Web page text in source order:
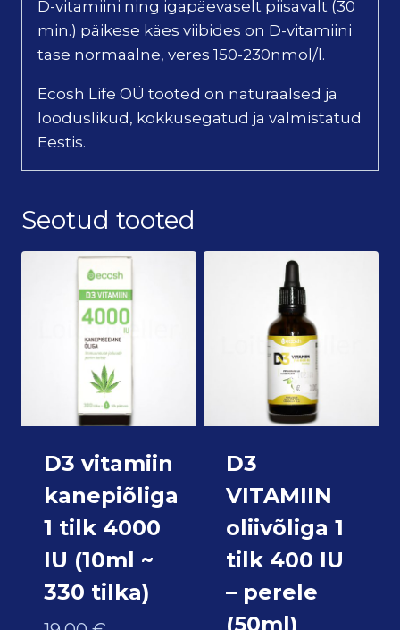
D-vitamiini ning igapäevaselt piisavalt (30
min.) päikese käes viibides on D-vitamiini
tase normaalne, veres 150-230nmol/l.
Ecosh Life OÜ tooted on naturaalsed ja
looduslikud, kokkusegatud ja valmistatud
Eestis.
Seotud tooted
D3 vitamiin
kanepiõliga
1 tilk 4000
IU (10ml ~
330 tilka)
D3
VITAMIIN
oliivõliga 1
tilk 400 IU
– perele
(50ml)